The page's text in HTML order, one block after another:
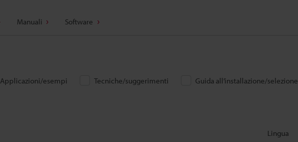
Manuali Software
Applicazioni/esempi Tecniche/suggerimenti Guida all’installazione/selezione
Lingua